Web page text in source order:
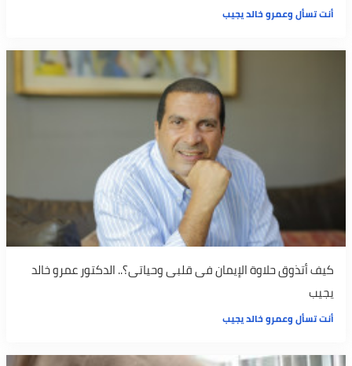
أنت تسأل وعمرو خالد يجيب
كيف أتذوق حلاوة الإيمان فى قلبى وحياتى؟.. الدكتور عمرو خالد
يجيب
أنت تسأل وعمرو خالد يجيب